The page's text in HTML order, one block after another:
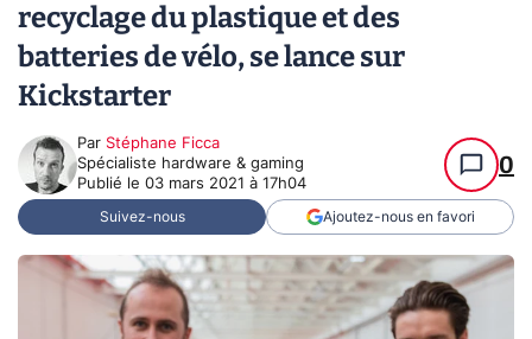
recyclage du plastique et des
batteries de vélo, se lance sur
Kickstarter
Par Stéphane Ficca
Spécialiste hardware & gaming
Publié le 03 mars 2021 à 17h04
0
Suivez-nous Ajoutez-nous en favori